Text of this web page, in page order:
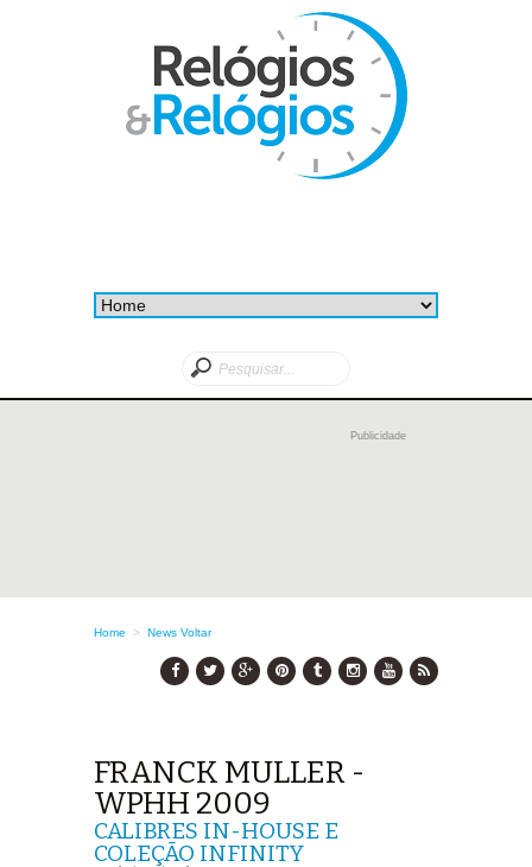
Publicidade
Home > News Voltar
FRANCK MULLER -
WPHH 2009
CALIBRES IN-HOUSE E
COLEÇÃO INFINITY